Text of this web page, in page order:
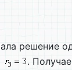
решение
.